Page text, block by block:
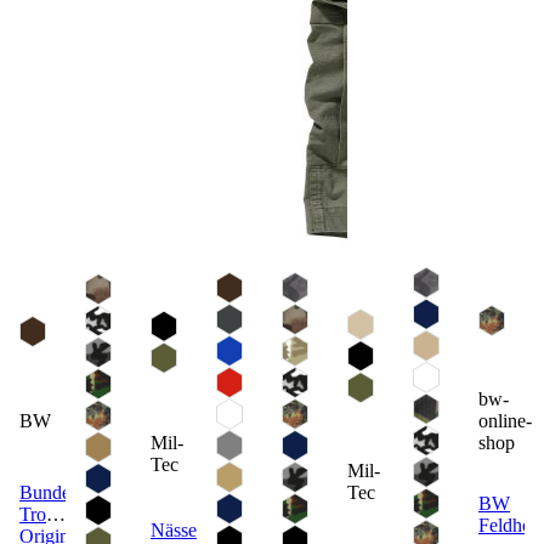
BW
Bundeswehr
Tropenunterhemd
Original
Mil-
Tec
Nässeschutzgamaschen
Mil-
Tec
bw-
online-
shop
BW